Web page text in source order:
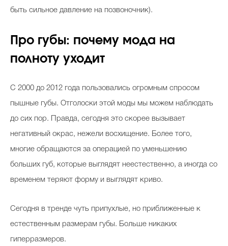
быть сильное давление на позвоночник).
Про губы: почему мода на
полноту уходит
С 2000 до 2012 года пользовались огромным спросом
пышные губы. Отголоски этой моды мы можем наблюдать
до сих пор. Правда, сегодня это скорее вызывает
негативный окрас, нежели восхищение. Более того,
многие обращаются за операцией по уменьшению
больших губ, которые выглядят неестественно, а иногда со
временем теряют форму и выглядят криво.
Сегодня в тренде чуть припухлые, но приближенные к
естественным размерам губы. Больше никаких
гиперразмеров.